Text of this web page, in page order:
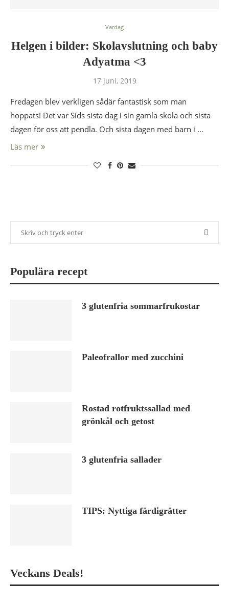
Vardag
Helgen i bilder: Skolavslutning och baby
Adyatma <3
17 juni, 2019
Fredagen blev verkligen sådär fantastisk som man
hoppats! Det var Sids sista dag i sin gamla skola och sista
dagen för oss att pendla. Och sista dagen med barn i …
Läs mer
Populära recept
3 glutenfria sommarfrukostar
Paleofrallor med zucchini
Rostad rotfruktssallad med
grönkål och getost
3 glutenfria sallader
TIPS: Nyttiga färdigrätter
Veckans Deals!